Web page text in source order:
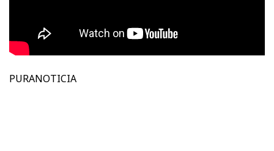
PURANOTICIA